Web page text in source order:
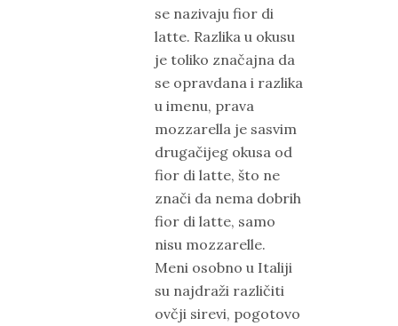
se nazivaju fior di
latte. Razlika u okusu
je toliko značajna da
se opravdana i razlika
u imenu, prava
mozzarella je sasvim
drugačijeg okusa od
fior di latte, što ne
znači da nema dobrih
fior di latte, samo
nisu mozzarelle.
Meni osobno u Italiji
su najdraži različiti
ovčji sirevi, pogotovo